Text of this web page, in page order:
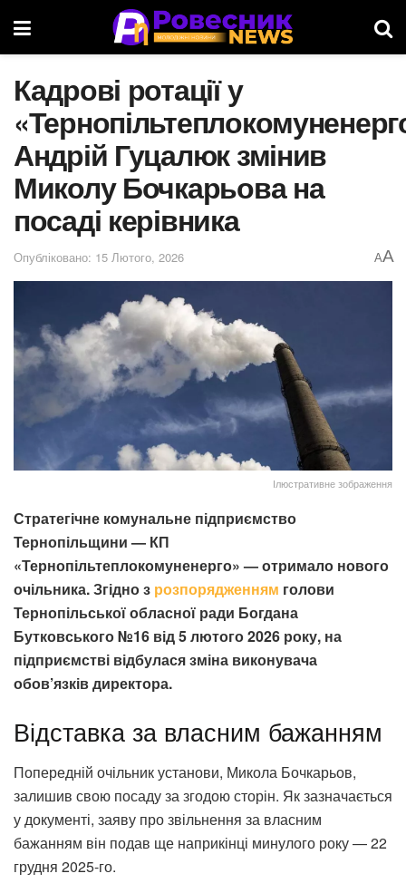
Кадрові ротації у
Андрій Гуцалюк змінив
Миколу Бочкарьова на
посаді керівника
Опубліковано: 15 Лютого, 2026 AA
Ілюстративне зображення
Стратегічне комунальне підприємство
Тернопільщини — КП
«Тернопільтеплокомуненерго» — отримало нового
очільника.Згідно з розпорядженням голови
Тернопільської обласної ради Богдана
Бутковського №16 від 5 лютого 2026 року, на
підприємстві відбулася зміна виконувача
обов’язків директора.
Відставка за власним бажанням
Попередній очільник установи, Микола Бочкарьов,
залишив свою посаду за згодою сторін. Як зазначається
у документі, заяву про звільнення за власним
бажанням він подав ще наприкінці минулого року — 22
грудня 2025-го.